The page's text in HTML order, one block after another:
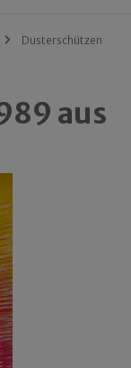
Dusterschützen
aus